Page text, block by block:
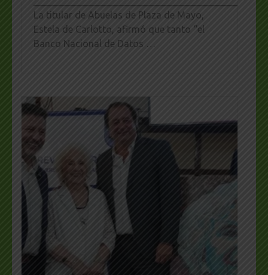
La titular de Abuelas de Plaza de Mayo,
Estela de Carlotto, afirmó que tanto “el
Banco Nacional de Datos …